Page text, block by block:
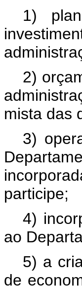
1)
2)
mista das
3)
participe;
4)
ao
5) a
de